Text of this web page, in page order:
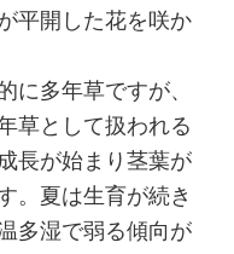
平開した花を咲か
に多年草ですが、
草として扱われる
長が始まり茎葉が
。夏は生育が続き
多湿で弱る傾向が